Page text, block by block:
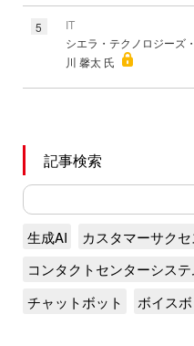
5
IT
シエラ・テクノロジー
川 馨太 氏
記事検索
生成AI
カスタマーサクセ
コンタクトセンターシステ
チャットボット
ボイス